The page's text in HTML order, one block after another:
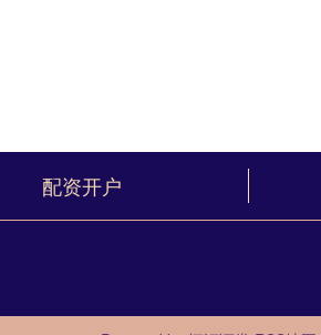
配资开户